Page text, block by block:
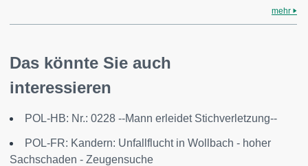
mehr
Das könnte Sie auch
interessieren
POL-HB: Nr.: 0228 --Mann erleidet Stichverletzung--
POL-FR: Kandern: Unfallflucht in Wollbach - hoher
Sachschaden - Zeugensuche